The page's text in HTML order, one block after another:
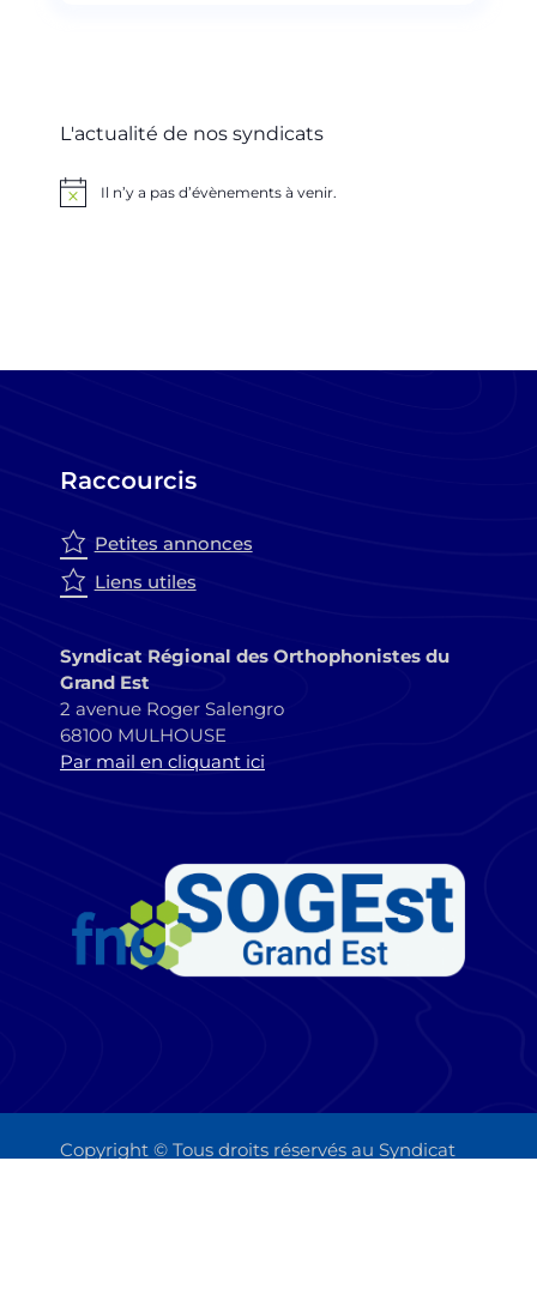
L'actualité de nos syndicats
NoticeIl n’y a pas d’évènements à venir.
Raccourcis
Petites annonces
Liens utiles
Syndicat Régional des Orthophonistes du
Grand Est
2 avenue Roger Salengro
68100 MULHOUSE
Par mail en cliquant ici
Copyright © Tous droits réservés au Syndicat